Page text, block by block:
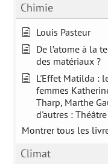
Chimie
Louis Pasteur
De l’atome à la
des matériaux ?
L'Effet Matilda :
femmes
Tharp, Marthe
d'autres :
Montrer tous les
Climat